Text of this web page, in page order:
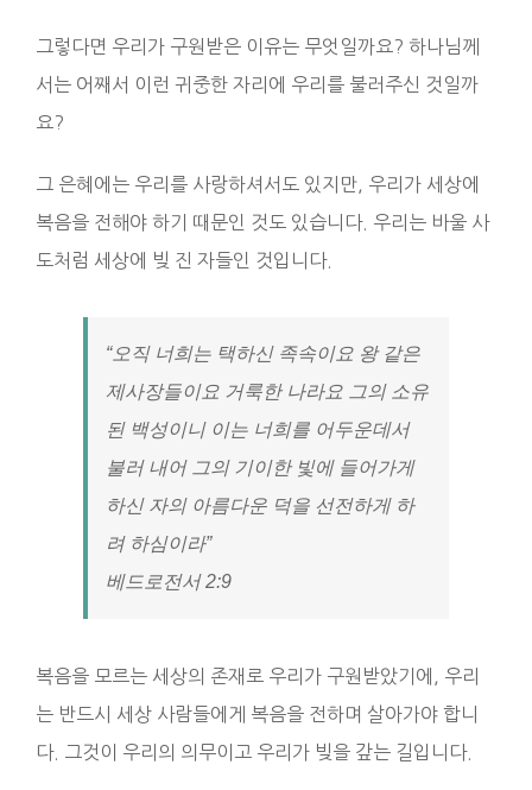
그렇다면 우리가 구원받은 이유는 무엇일까요? 하나님께
서는 어째서 이런 귀중한 자리에 우리를 불러주신 것일까
요?
그 은혜에는 우리를 사랑하셔서도 있지만, 우리가 세상에
복음을 전해야 하기 때문인 것도 있습니다. 우리는 바울 사
도처럼 세상에 빚 진 자들인 것입니다.
“오직 너희는 택하신 족속이요 왕 같은
제사장들이요 거룩한 나라요 그의 소유
된 백성이니 이는 너희를 어두운데서
불러 내어 그의 기이한 빛에 들어가게
하신 자의 아름다운 덕을 선전하게 하
려 하심이라”
‭‭베드로전서‬ ‭2‬:‭9‬
복음을 모르는 세상의 존재로 우리가 구원받았기에, 우리
는 반드시 세상 사람들에게 복음을 전하며 살아가야 합니
다. 그것이 우리의 의무이고 우리가 빚을 갚는 길입니다.